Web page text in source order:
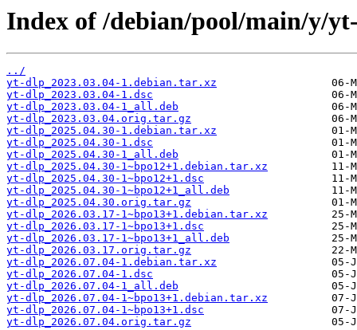
Index of /debian/pool/main/y/
../
yt-dlp_2023.03.04-1.debian.tar.xz
yt-dlp_2023.03.04-1.dsc
yt-dlp_2023.03.04-1_all.deb
yt-dlp_2023.03.04.orig.tar.gz
yt-dlp_2025.04.30-1.debian.tar.xz
yt-dlp_2025.04.30-1.dsc
yt-dlp_2025.04.30-1_all.deb
yt-dlp_2025.04.30-1~bpo12+1.debian.tar.xz
yt-dlp_2025.04.30-1~bpo12+1.dsc
yt-dlp_2025.04.30-1~bpo12+1_all.deb
yt-dlp_2025.04.30.orig.tar.gz
yt-dlp_2026.03.17-1~bpo13+1.debian.tar.xz
yt-dlp_2026.03.17-1~bpo13+1.dsc
yt-dlp_2026.03.17-1~bpo13+1_all.deb
yt-dlp_2026.03.17.orig.tar.gz
yt-dlp_2026.07.04-1.debian.tar.xz
yt-dlp_2026.07.04-1.dsc
yt-dlp_2026.07.04-1_all.deb
yt-dlp_2026.07.04-1~bpo13+1.debian.tar.xz
yt-dlp_2026.07.04-1~bpo13+1.dsc
yt-dlp_2026.07.04.orig.tar.gz